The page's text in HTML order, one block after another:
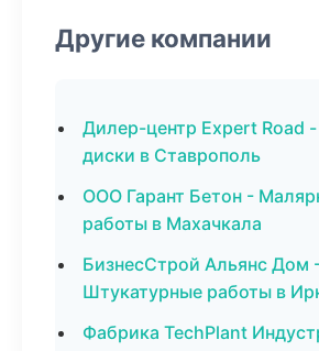
Другие компании
Дилер-центр Expert Road
диски в Ставрополь
ООО Гарант Бетон -
работы в Махачкала
БизнесСтрой Альянс Дом
Штукатурные работы в
Фабрика TechPlant